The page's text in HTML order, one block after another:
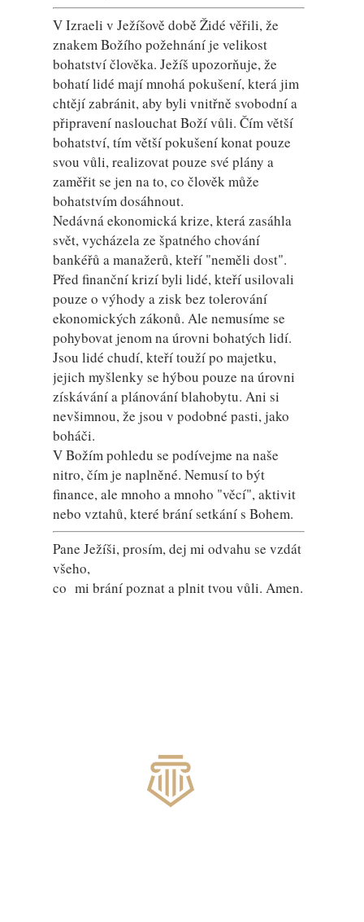
V Izraeli v Ježíšově době Židé věřili, že
znakem Božího požehnání je velikost
bohatství člověka. Ježíš upozorňuje, že
bohatí lidé mají mnohá pokušení, která jim
chtějí zabránit, aby byli vnitřně svobodní a
připravení naslouchat Boží vůli. Čím větší
bohatství, tím větší pokušení konat pouze
svou vůli, realizovat pouze své plány a
zaměřit se jen na to, co člověk může
bohatstvím dosáhnout.
Nedávná ekonomická krize, která zasáhla
svět, vycházela ze špatného chování
bankéřů a manažerů, kteří "neměli dost".
Před finanční krizí byli lidé, kteří usilovali
pouze o výhody a zisk bez tolerování
ekonomických zákonů. Ale nemusíme se
pohybovat jenom na úrovni bohatých lidí.
Jsou lidé chudí, kteří touží po majetku,
jejich myšlenky se hýbou pouze na úrovni
získávání a plánování blahobytu. Ani si
nevšimnou, že jsou v podobné pasti, jako
boháči.
V Božím pohledu se podívejme na naše
nitro, čím je naplněné. Nemusí to být
finance, ale mnoho a mnoho "věcí", aktivit
nebo vztahů, které brání setkání s Bohem.
Pane Ježíši, prosím, dej mi odvahu se vzdát
všeho,
co mi brání poznat a plnit tvou vůli. Amen.